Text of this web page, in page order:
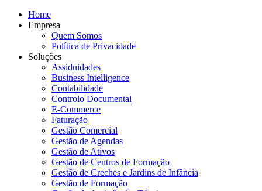
Home
Empresa
Quem Somos
Política de Privacidade
Soluções
Assiduidades
Business Intelligence
Contabilidade
Controlo Documental
E-Commerce
Faturação
Gestão Comercial
Gestão de Agendas
Gestão de Ativos
Gestão de Centros de Formação
Gestão de Creches e Jardins de Infância
Gestão de Formação